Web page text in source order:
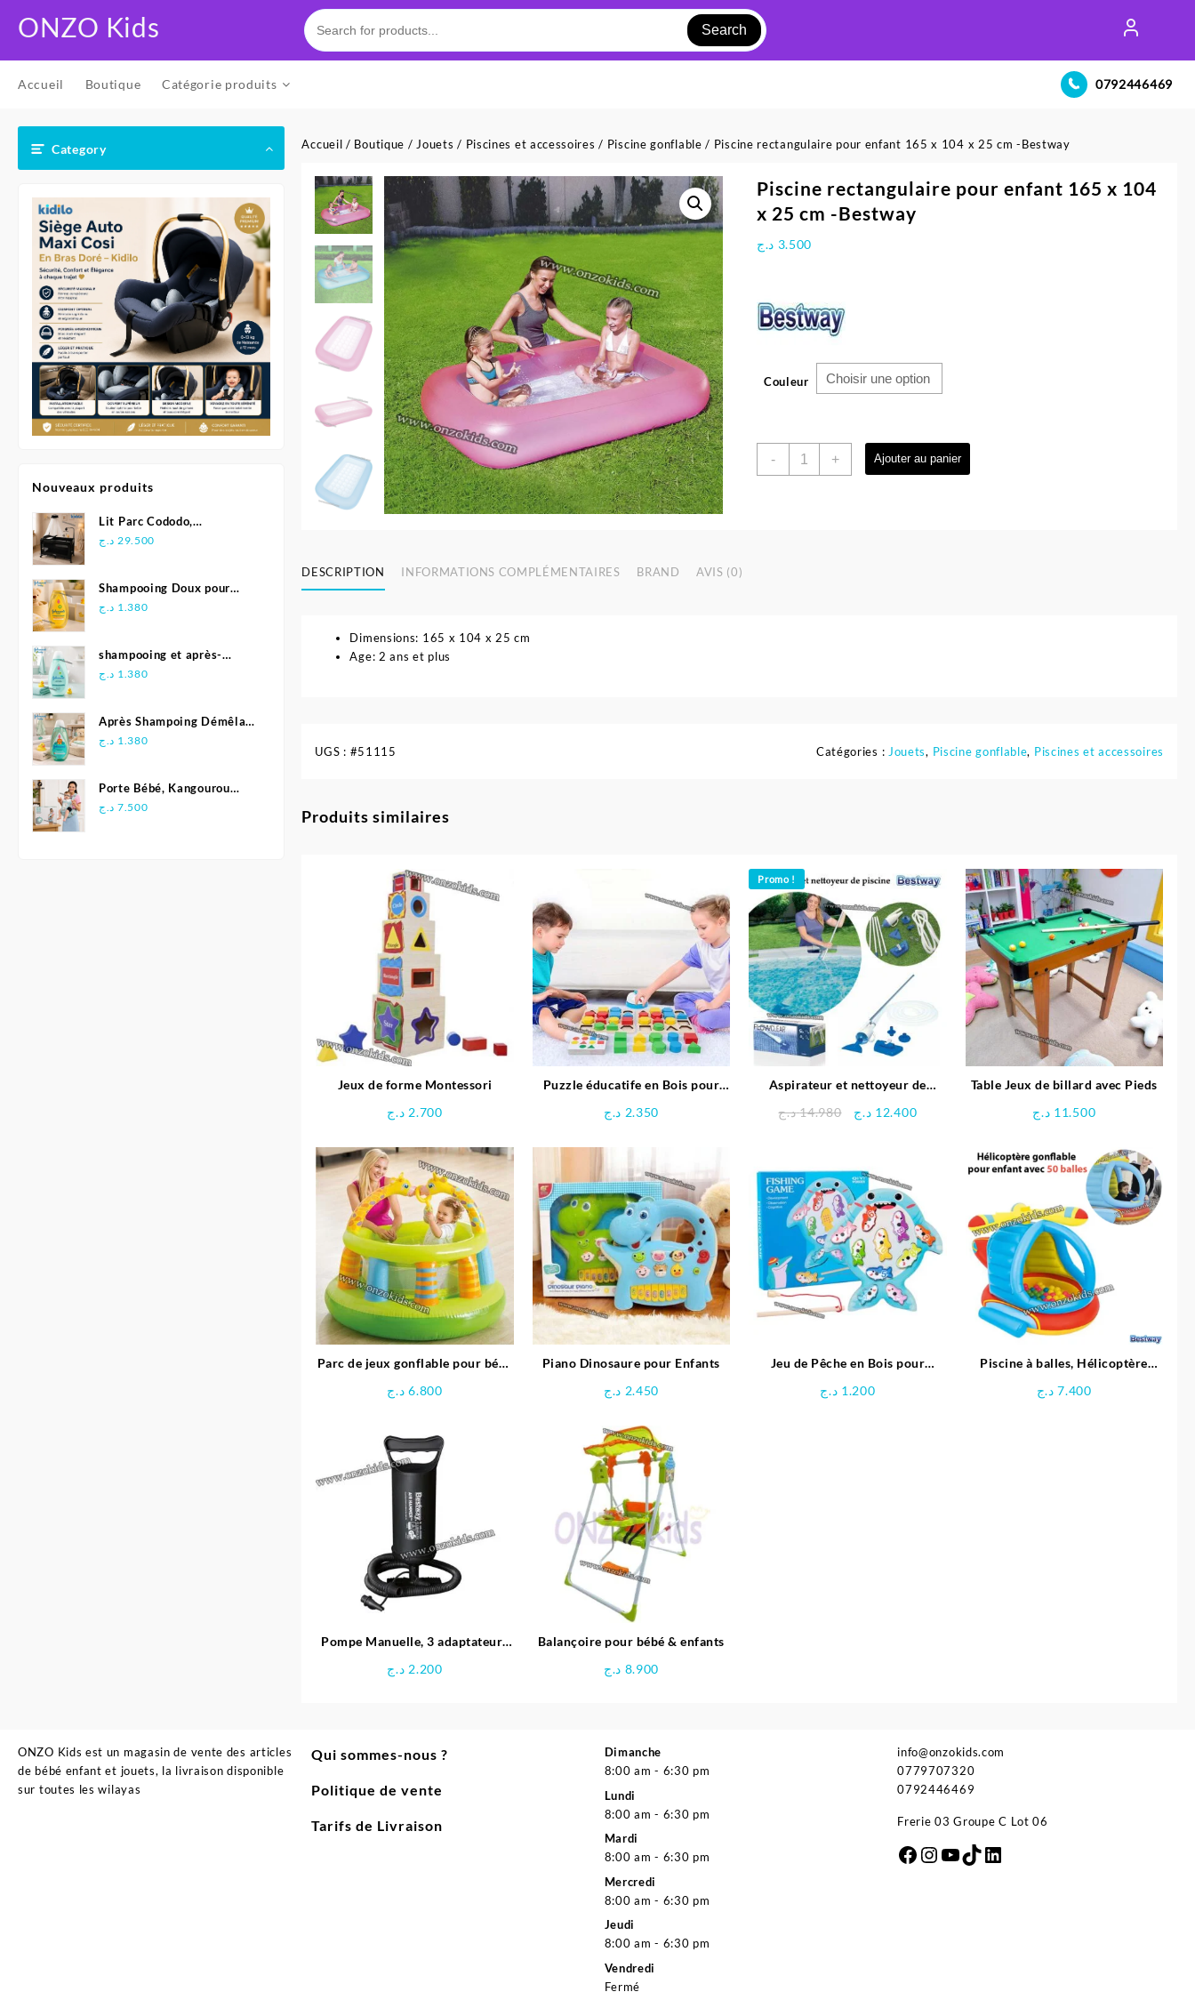
ONZO Kids Search
Accueil Boutique Catégorie produits 0792446469
Category
Nouveaux produits
Lit Parc Cododo,
Multifonction - Kidilo
29.500 د.ج
Shampooing Doux pour
Bébé 500 ml - Johnson's
1.380 د.ج
shampooing et après-
shampoing 2en1 Soft &
1.380 د.ج
Après Shampoing Démêlant
pour bébé - Johnson'S Baby
1.380 د.ج
Porte Bébé, Kangourou
Multifonctionnel
7.500 د.ج
Accueil / Boutique / Jouets / Piscines et accessoires / Piscine gonflable / Piscine rectangulaire pour enfant 165 x 104 x 25 cm -Bestway
Piscine rectangulaire pour enfant 165 x 104
x 25 cm -Bestway
3.500 د.ج
Couleur
-
quantité + Ajouter au panier
DESCRIPTION INFORMATIONS COMPLÉMENTAIRES BRAND AVIS (0)
Dimensions: 165 x 104 x 25 cm
Age: 2 ans et plus
UGS : #51115 Catégories : Jouets, Piscine gonflable, Piscines et accessoires
Produits similaires
Jeux de forme Montessori
2.700 د.ج
Puzzle éducatife en Bois pour
2.350 د.ج
Promo !
Aspirateur et nettoyeur de
14.980 د.ج
Le
était :
12.400 د.ج
Le
Table Jeux de billard avec Pieds
11.500 د.ج
Parc de jeux gonflable pour bébé
6.800 د.ج
Piano Dinosaure pour Enfants
2.450 د.ج
Jeu de Pêche en Bois pour
1.200 د.ج
Piscine à balles, Hélicoptère
– Bestway
7.400 د.ج
Pompe Manuelle, 3 adaptateurs
2.200 د.ج
Balançoire pour bébé & enfants
8.900 د.ج
ONZO Kids est un magasin de vente des articles
de bébé enfant et jouets, la livraison disponible
sur toutes les wilayas
Qui sommes-nous ?
Politique de vente
Tarifs de Livraison
Dimanche
8:00 am - 6:30 pm
Lundi
8:00 am - 6:30 pm
Mardi
8:00 am - 6:30 pm
Mercredi
8:00 am - 6:30 pm
Jeudi
8:00 am - 6:30 pm
Vendredi
Fermé
info@onzokids.com
0779707320
0792446469
Frerie 03 Groupe C Lot 06
Facebook
Instagram
YouTube
TikTok
LinkedIn